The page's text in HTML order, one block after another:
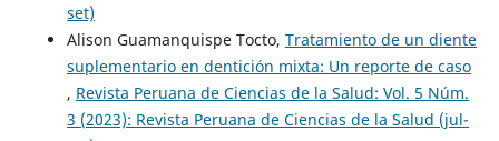
set)
Alison Guamanquispe Tocto, Tratamiento de un diente
suplementario en dentición mixta: Un reporte de caso
, Revista Peruana de Ciencias de la Salud: Vol. 5 Núm.
3 (2023): Revista Peruana de Ciencias de la Salud (jul-